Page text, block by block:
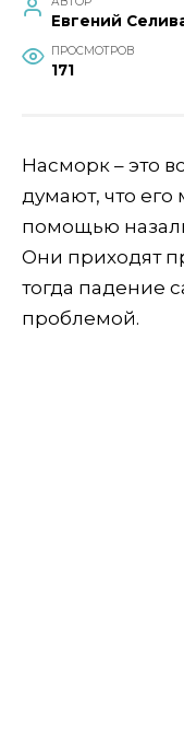
Евгений
ПРОСМОТРОВ
171
Насморк – это
думают, что
помощью
Они приходят
тогда падение
проблемой.